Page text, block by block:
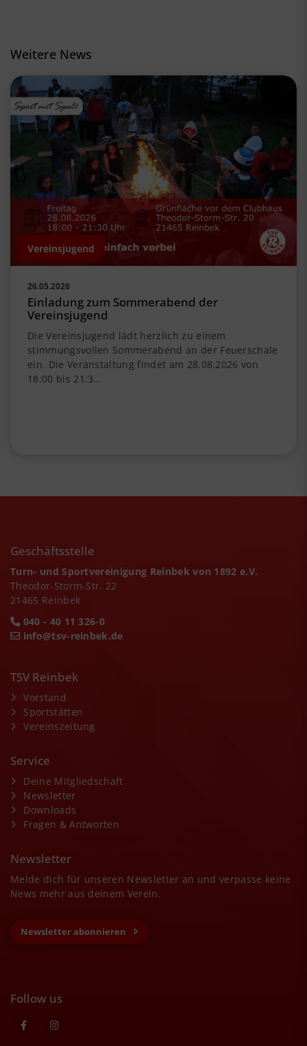
Weitere News
Vereinsjugend
26.05.2026
Einladung zum Sommerabend der
Vereinsjugend
Die Vereinsjugend lädt herzlich zu einem
stimmungsvollen Sommerabend an der Feuerschale
ein. Die Veranstaltung findet am 28.08.2026 von
18:00 bis 21:3…
Geschäftsstelle
Turn- und Sportvereinigung Reinbek von 1892 e.V.
Theodor-Storm-Str. 22
21465 Reinbek
040 - 40 11 326-0
info@tsv-reinbek.de
TSV Reinbek
Vorstand
Sportstätten
Vereinszeitung
Service
Deine Mitgliedschaft
Newsletter
Downloads
Fragen & Antworten
Newsletter
Melde dich für unseren Newsletter an und verpasse keine
News mehr aus deinem Verein.
Newsletter abonnieren
Follow us